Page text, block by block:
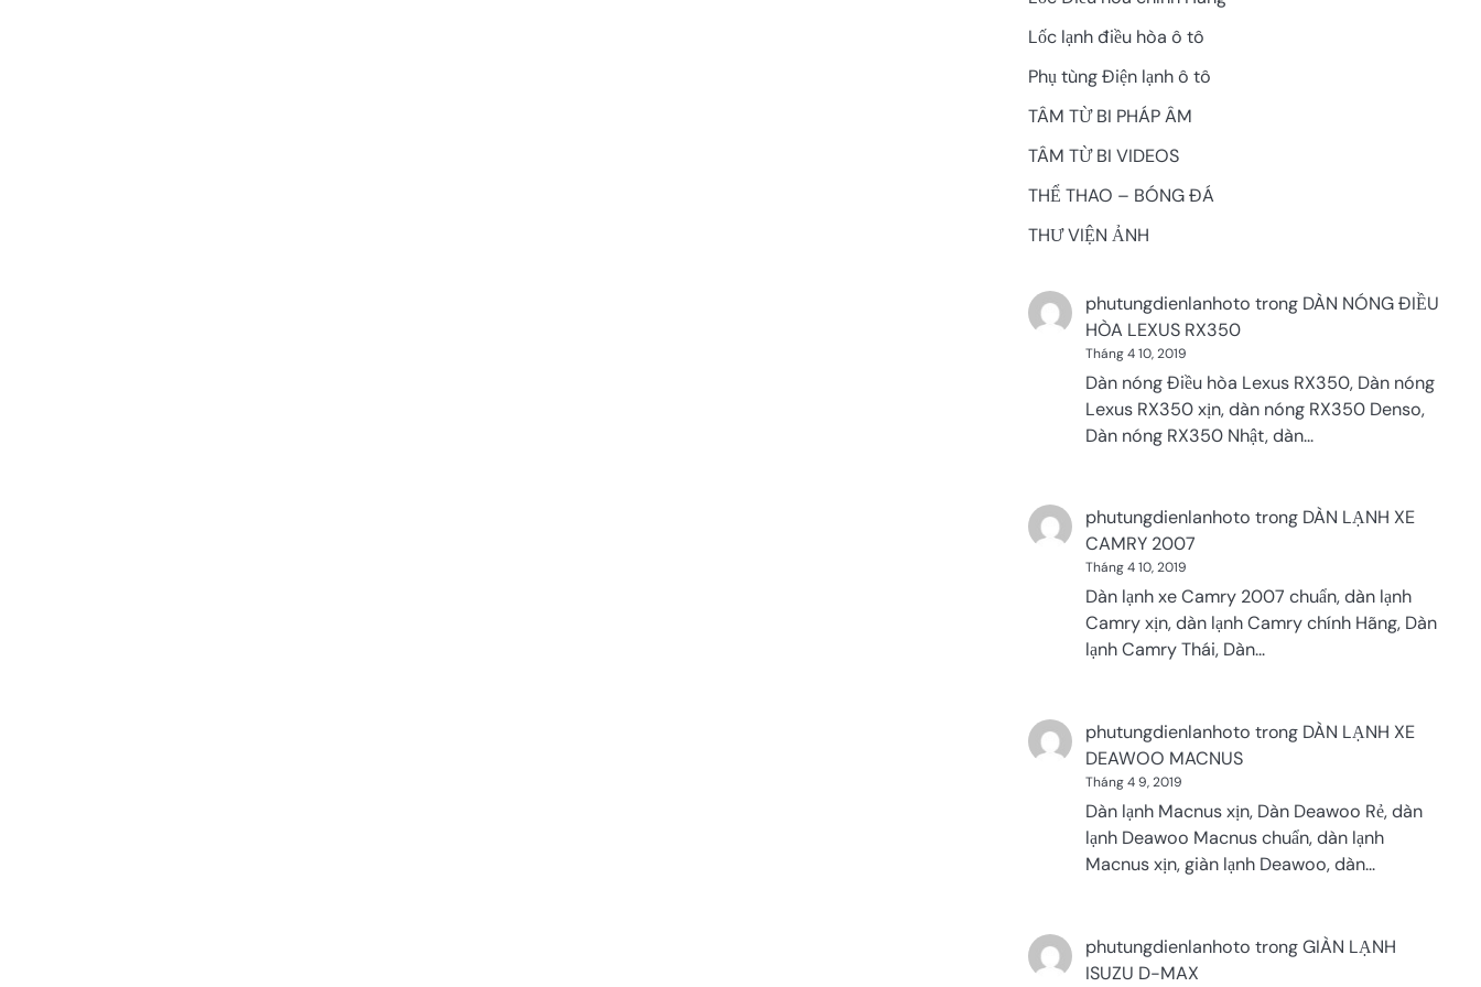
Lốc lạnh điều hòa ô tô
Phụ tùng Điện lạnh ô tô
TÂM TỪ BI PHÁP ÂM
TÂM TỪ BI VIDEOS
THỂ THAO – BÓNG ĐÁ
THƯ VIỆN ẢNH
phutungdienlanhoto trong DÀN NÓNG ĐIỀU
HÒA LEXUS RX350
Tháng 4 10, 2019
Dàn nóng Điều hòa Lexus RX350, Dàn nóng
Lexus RX350 xịn, dàn nóng RX350 Denso,
Dàn nóng RX350 Nhật, dàn…
phutungdienlanhoto trong DÀN LẠNH XE
CAMRY 2007
Tháng 4 10, 2019
Dàn lạnh xe Camry 2007 chuẩn, dàn lạnh
Camry xịn, dàn lạnh Camry chính Hãng, Dàn
lạnh Camry Thái, Dàn…
phutungdienlanhoto trong DÀN LẠNH XE
DEAWOO MACNUS
Tháng 4 9, 2019
Dàn lạnh Macnus xịn, Dàn Deawoo Rẻ, dàn
lạnh Deawoo Macnus chuẩn, dàn lạnh
Macnus xịn, giàn lạnh Deawoo, dàn…
phutungdienlanhoto trongGIÀN LẠNH
ISUZU D-MAX